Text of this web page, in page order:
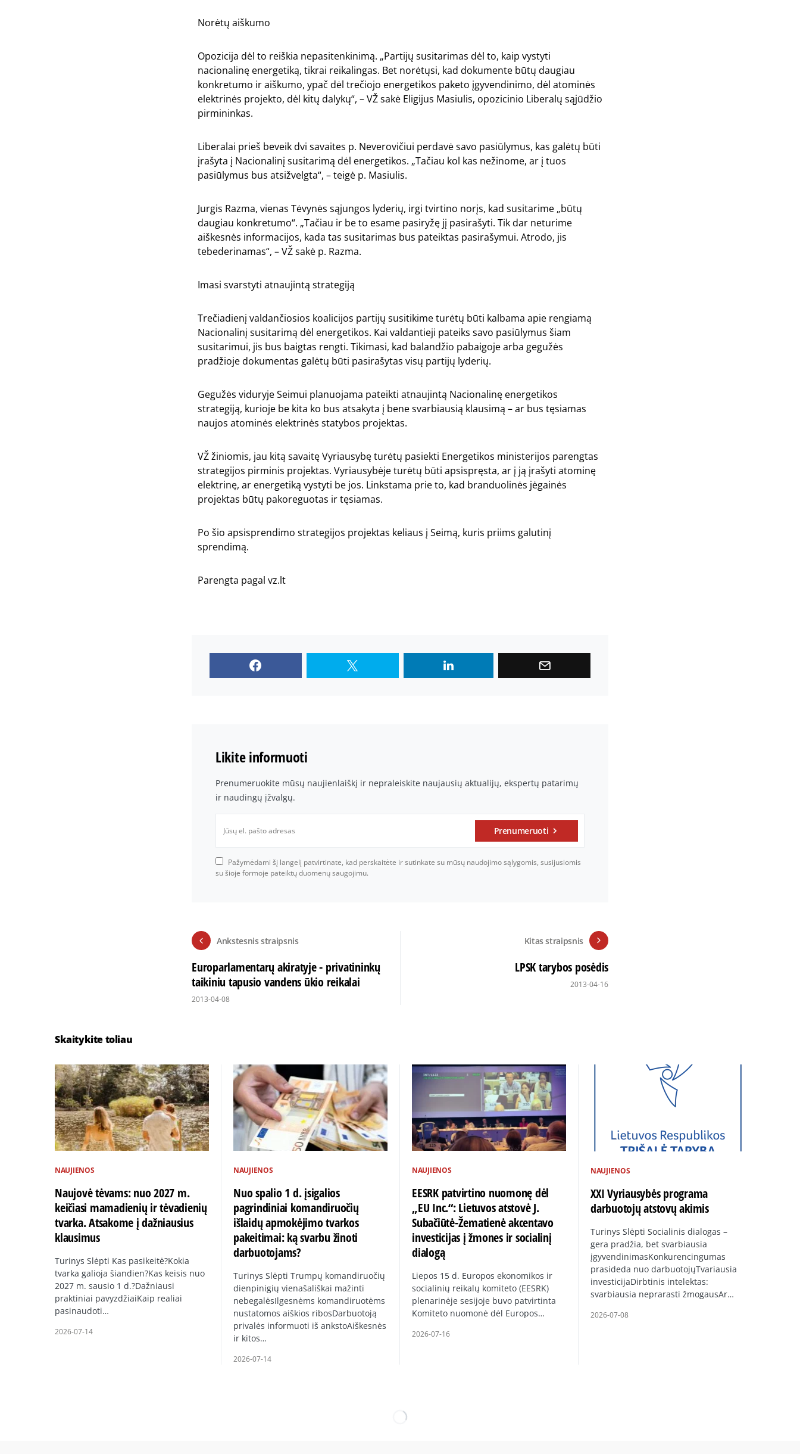
Norėtų aiškumo
Opozicija dėl to reiškia nepasitenkinimą. „Partijų susitarimas dėl to, kaip vystyti
nacionalinę energetiką, tikrai reikalingas. Bet norėtųsi, kad dokumente būtų daugiau
konkretumo ir aiškumo, ypač dėl trečiojo energetikos paketo įgyvendinimo, dėl atominės
elektrinės projekto, dėl kitų dalykų“, – VŽ sakė Eligijus Masiulis, opozicinio Liberalų sąjūdžio
pirmininkas.
Liberalai prieš beveik dvi savaites p. Neverovičiui perdavė savo pasiūlymus, kas galėtų būti
įrašyta į Nacionalinį susitarimą dėl energetikos. „Tačiau kol kas nežinome, ar į tuos
pasiūlymus bus atsižvelgta“, – teigė p. Masiulis.
Jurgis Razma, vienas Tėvynės sąjungos lyderių, irgi tvirtino norįs, kad susitarime „būtų
daugiau konkretumo“. „Tačiau ir be to esame pasiryžę jį pasirašyti. Tik dar neturime
aiškesnės informacijos, kada tas susitarimas bus pateiktas pasirašymui. Atrodo, jis
tebederinamas“, – VŽ sakė p. Razma.
Imasi svarstyti atnaujintą strategiją
Trečiadienį valdančiosios koalicijos partijų susitikime turėtų būti kalbama apie rengiamą
Nacionalinį susitarimą dėl energetikos. Kai valdantieji pateiks savo pasiūlymus šiam
susitarimui, jis bus baigtas rengti. Tikimasi, kad balandžio pabaigoje arba gegužės
pradžioje dokumentas galėtų būti pasirašytas visų partijų lyderių.
Gegužės viduryje Seimui planuojama pateikti atnaujintą Nacionalinę energetikos
strategiją, kurioje be kita ko bus atsakyta į bene svarbiausią klausimą – ar bus tęsiamas
naujos atominės elektrinės statybos projektas.
VŽ žiniomis, jau kitą savaitę Vyriausybę turėtų pasiekti Energetikos ministerijos parengtas
strategijos pirminis projektas. Vyriausybėje turėtų būti apsispręsta, ar į ją įrašyti atominę
elektrinę, ar energetiką vystyti be jos. Linkstama prie to, kad branduolinės jėgainės
projektas būtų pakoreguotas ir tęsiamas.
Po šio apsisprendimo strategijos projektas keliaus į Seimą, kuris priims galutinį
sprendimą.
Parengta pagal vz.lt
Likite informuoti
Prenumeruokite mūsų naujienlaiškį ir nepraleiskite naujausių aktualijų, ekspertų patarimų
ir naudingų įžvalgų.
Prenumeruoti
Pažymėdami šį langelį patvirtinate, kad perskaitėte ir sutinkate su mūsų naudojimo sąlygomis, susijusiomis
su šioje formoje pateiktų duomenų saugojimu.
Ankstesnis straipsnis
Europarlamentarų akiratyje - privatininkų
taikiniu tapusio vandens ūkio reikalai
2013-04-08
Kitas straipsnis
LPSK tarybos posėdis
2013-04-16
Skaitykite toliau
NAUJIENOS
Naujovė tėvams: nuo 2027 m.
keičiasi mamadienių ir tėvadienių
tvarka. Atsakome į dažniausius
klausimus
Turinys Slėpti Kas pasikeitė?Kokia
tvarka galioja šiandien?Kas keisis nuo
2027 m. sausio 1 d.?Dažniausi
praktiniai pavyzdžiaiKaip realiai
pasinaudoti…
2026-07-14
NAUJIENOS
Nuo spalio 1 d. įsigalios
pagrindiniai komandiruočių
išlaidų apmokėjimo tvarkos
pakeitimai: ką svarbu žinoti
darbuotojams?
Turinys Slėpti Trumpų komandiruočių
dienpinigių vienašališkai mažinti
nebegalėsIlgesnėms komandiruotėms
nustatomos aiškios ribosDarbuotoją
privalės informuoti iš ankstoAiškesnės
ir kitos…
2026-07-14
NAUJIENOS
EESRK patvirtino nuomonę dėl
„EU Inc.“: Lietuvos atstovė J.
Subačiūtė-Žematienė akcentavo
investicijas į žmones ir socialinį
dialogą
Liepos 15 d. Europos ekonomikos ir
socialinių reikalų komiteto (EESRK)
plenarinėje sesijoje buvo patvirtinta
Komiteto nuomonė dėl Europos…
2026-07-16
NAUJIENOS
XXI Vyriausybės programa
darbuotojų atstovų akimis
Turinys Slėpti Socialinis dialogas –
gera pradžia, bet svarbiausia
įgyvendinimasKonkurencingumas
prasideda nuo darbuotojųTvariausia
investicijaDirbtinis intelektas:
svarbiausia neprarasti žmogausAr…
2026-07-08